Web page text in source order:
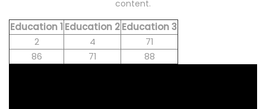
content.
Education 1Education 2Education 3
2
4
71
86
71 88